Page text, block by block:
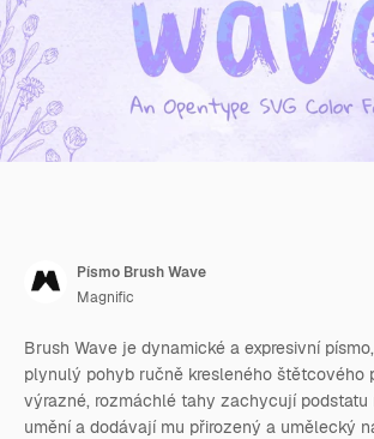
Písmo Brush Wave
Magnific
Brush Wave je dynamické a expresivní
plynulý pohyb ručně kresleného štětcového
výrazné, rozmáchlé tahy zachycují podstatu
umění a dodávají mu přirozený a umělecký